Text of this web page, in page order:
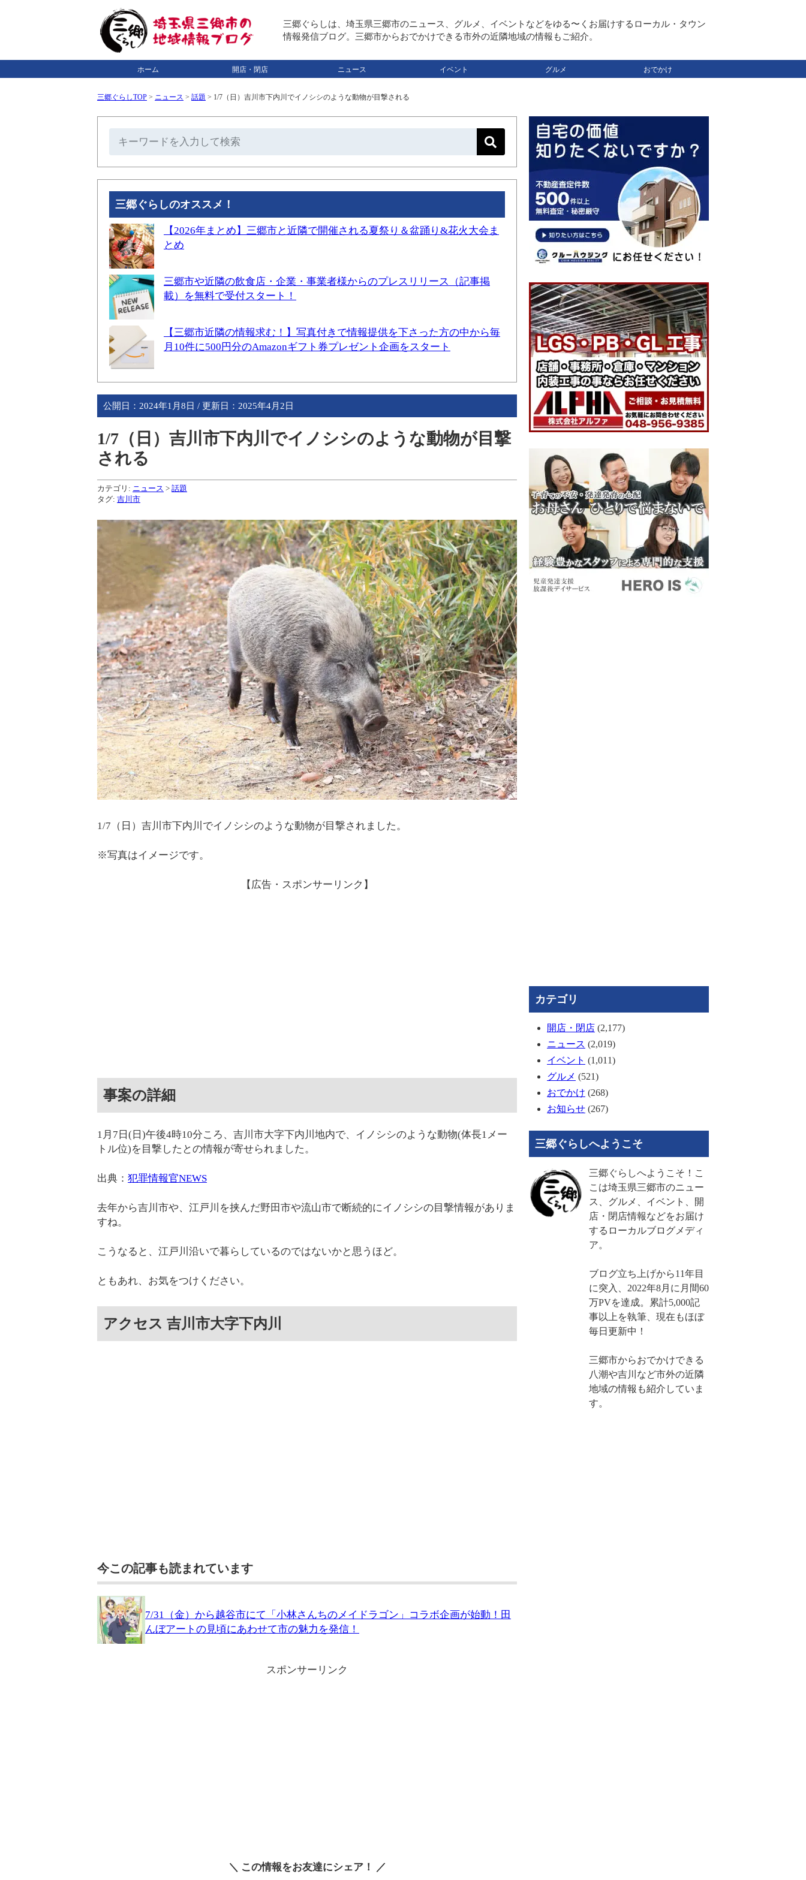
三郷ぐらしは、埼玉県三郷市のニュース、グルメ、イベントなどをゆる〜くお届けするローカル・タウン
情報発信ブログ。三郷市からおでかけできる市外の近隣地域の情報もご紹介。
ホーム 開店・閉店 ニュース イベント グルメ おでかけ
三郷ぐらしTOP > ニュース > 話題 > 1/7（日）吉川市下内川でイノシシのような動物が目撃される
三郷ぐらしのオススメ！
【2026年まとめ】三郷市と近隣で開催される夏祭り＆盆踊り&花火大会ま
とめ
三郷市や近隣の飲食店・企業・事業者様からのプレスリリース（記事掲
載）を無料で受付スタート！
【三郷市近隣の情報求む！】写真付きで情報提供を下さった方の中から毎
月10件に500円分のAmazonギフト券プレゼント企画をスタート
公開日： 2024年1月8日 / 更新日： 2025年4月2日
1/7（日）吉川市下内川でイノシシのような動物が目撃
される
カテゴリ: ニュース > 話題
タグ: 吉川市
1/7（日）吉川市下内川でイノシシのような動物が目撃されました。
※写真はイメージです。
【広告・スポンサーリンク】
事案の詳細
1月7日(日)午後4時10分ころ、吉川市大字下内川地内で、イノシシのような動物(体長1メー
トル位)を目撃したとの情報が寄せられました。
出典： 犯罪情報官NEWS
去年から吉川市や、江戸川を挟んだ野田市や流山市で断続的にイノシシの目撃情報がありま
すね。
こうなると、江戸川沿いで暮らしているのではないかと思うほど。
ともあれ、お気をつけください。
アクセス 吉川市大字下内川
今この記事も読まれています
7/31（金）から越谷市にて「小林さんちのメイドラゴン」コラボ企画が始動！田
んぼアートの見頃にあわせて市の魅力を発信！
スポンサーリンク
＼ この情報をお友達にシェア！ ／
カテゴリ
開店・閉店 (2,177)
ニュース (2,019)
イベント (1,011)
グルメ (521)
おでかけ (268)
お知らせ (267)
三郷ぐらしへようこそ
三郷ぐらしへようこそ！こ
こは埼玉県三郷市のニュー
ス、グルメ、イベント、開
店・閉店情報などをお届け
するローカルブログメディ
ア。
ブログ立ち上げから11年目
に突入、2022年8月に月間60
万PVを達成。累計5,000記
事以上を執筆、現在もほぼ
毎日更新中！
三郷市からおでかけできる
八潮や吉川など市外の近隣
地域の情報も紹介していま
す。